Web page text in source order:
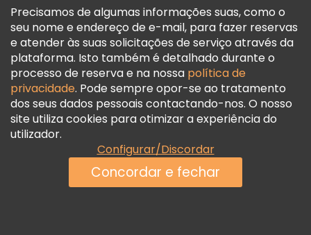
Política De Cookies
Freetour Prémios
Programa De Fidelidade
Precisamos de algumas informações suas, como o
seu nome e endereço de e-mail, para fazer reservas
e atender às suas solicitações de serviço através da
plataforma. Isto também é detalhado durante o
processo de reserva e na nossa política de
privacidade. Pode sempre opor-se ao tratamento
dos seus dados pessoais contactando-nos. O nosso
site utiliza cookies para otimizar a experiência do
utilizador.
Configurar/Discordar
Concordar e fechar